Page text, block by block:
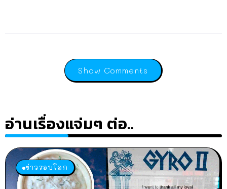
Show Comments
อ่านเรื่องแจ่มๆ ต่อ..
ข่าวรอบโลก